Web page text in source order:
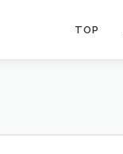
TOP